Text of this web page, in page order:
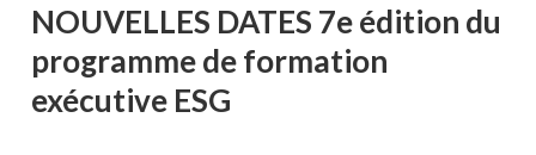
NOUVELLES DATES 7e édition du
programme de formation
exécutive ESG